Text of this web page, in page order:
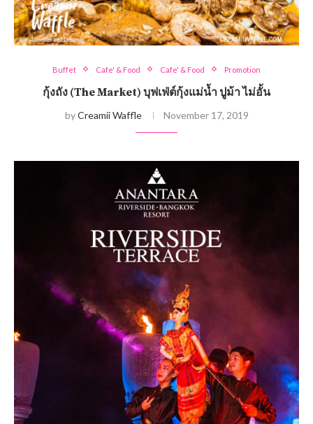
Buffet Cafe' & Food Cafe' & Food Promotion
กุ้งถัง (The Market) บุฟเฟ่ต์กุ้งแม่น้ำ ปูม้า ไม่อั้น
byCreamii Waffle November 17, 2019